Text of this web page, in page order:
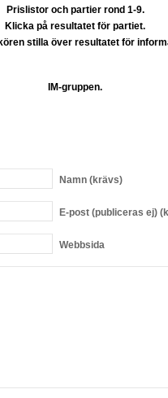
Prislistor och partier rond 1-9.
Klicka på resultatet för partiet.
stilla över resultatet för
IM-gruppen.
Namn(krävs)
E-post(publiceras ej)
Webbsida